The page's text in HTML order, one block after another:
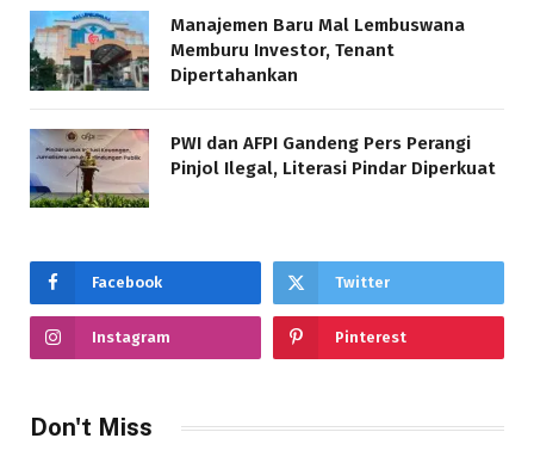
Manajemen Baru Mal Lembuswana
Memburu Investor, Tenant
Dipertahankan
PWI dan AFPI Gandeng Pers Perangi
Pinjol Ilegal, Literasi Pindar Diperkuat
Facebook Twitter
Instagram Pinterest
Don't Miss